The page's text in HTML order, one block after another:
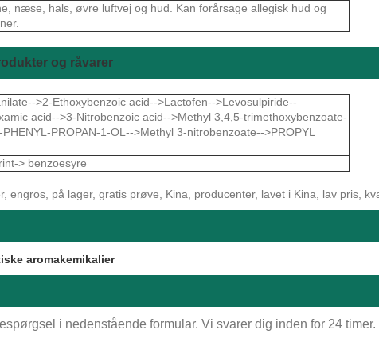
næse, hals, øvre luftvej og hud. Kan forårsage allegisk hud og
og råvarer
>2-Ethoxybenzoic acid-->Lactofen-->Levosulpiride--
acid-->3-Nitrobenzoic acid-->Methyl 3,4,5-trimethoxybenzoate-
PROPAN-1-OL-->Methyl 3-nitrobenzoate-->PROPYL
> benzoesyre
engros, på lager, gratis prøve, Kina, producenter, lavet i Kina, lav pris,
aromakemikalier
i nedenstående formular. Vi svarer dig inden for 24 timer.